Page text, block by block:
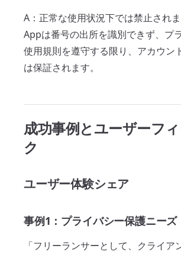
A：正常な使用状況下では禁止され
Appは番号の出所を識別できず、プ
使用規則を遵守する限り、アカウン
は保証されます。
成功事例とユーザーフ
ク
ユーザー体験シェア
事例1：プライバシー保護ニーズ
「フリーランサーとして、クライア